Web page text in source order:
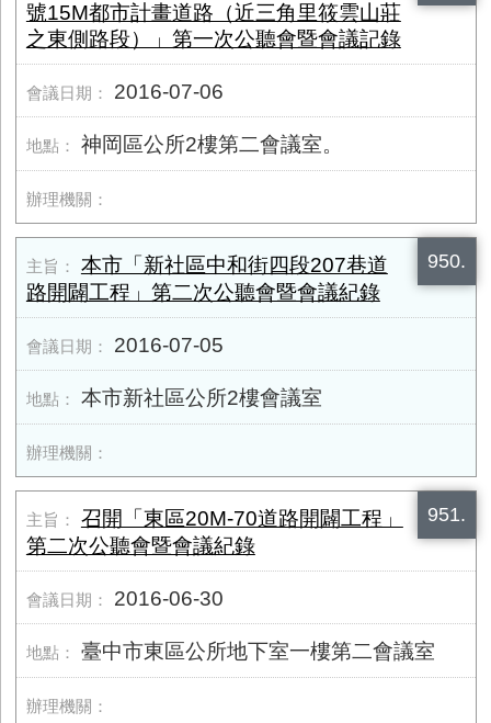
號15M都市計畫道路（近三角里筱雲山莊
之東側路段）」第一次公聽會暨會議記錄
2016-07-06
神岡區公所2樓第二會議室。
950.
本市「新社區中和街四段207巷道
路開闢工程」第二次公聽會暨會議紀錄
2016-07-05
本市新社區公所2樓會議室
951.
召開「東區20M-70道路開闢工程」
第二次公聽會暨會議紀錄
2016-06-30
臺中市東區公所地下室一樓第二會議室